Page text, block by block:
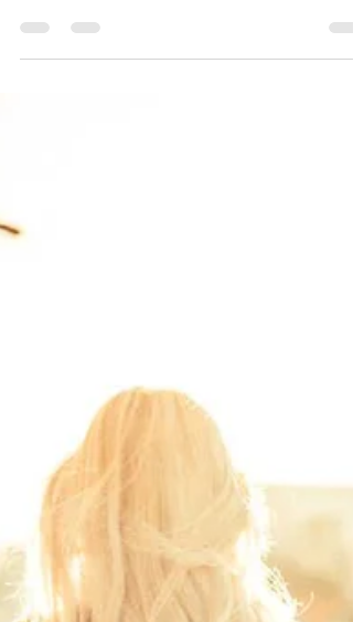
Es difícil superar ciertas penas, sobre todo
aquellas que son consecuencia de